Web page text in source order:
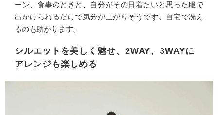
ーン、食事のときと、自分がその日着たいと思った服で
出かけられるだけで気分が上がりそうです。自宅で洗え
るのも助かります。
シルエットを美しく魅せ、2WAY、3WAYに
アレンジも楽しめる